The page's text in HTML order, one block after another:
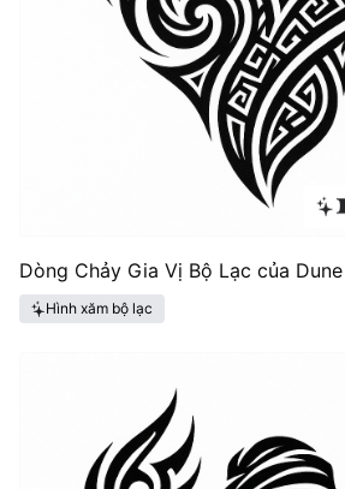
Dòng Chảy Gia Vị Bộ Lạc của Dune
Hình xăm bộ lạc